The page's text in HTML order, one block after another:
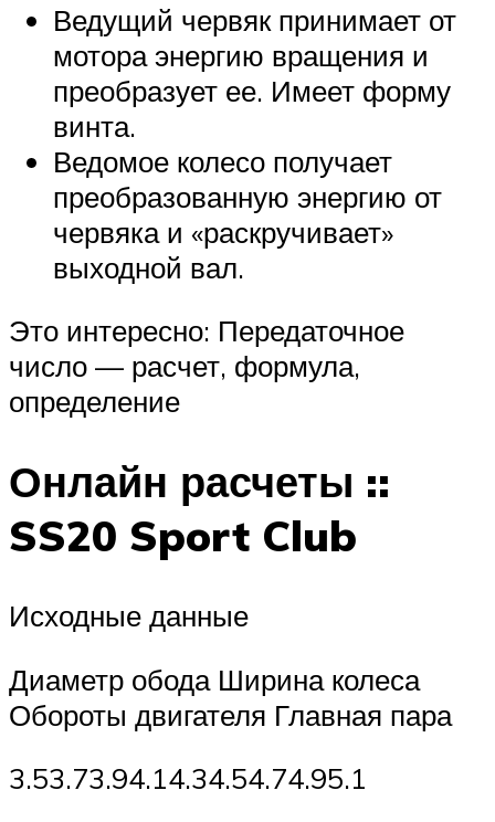
Ведущий червяк принимает от
мотора энергию вращения и
преобразует ее. Имеет форму
винта.
Ведомое колесо получает
преобразованную энергию от
червяка и «раскручивает»
выходной вал.
Это интересно: Передаточное
число — расчет, формула,
определение
Онлайн расчеты ::
SS20 Sport Club
Исходные данные
Диаметр обода Ширина колеса
Обороты двигателя Главная пара
3.53.73.94.14.34.54.74.95.1